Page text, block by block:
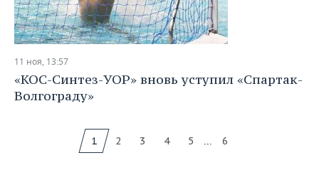
11 ноя, 13:57
«КОС-Синтез-УОР» вновь уступил «Спартак-
Волгограду»
1 2 3 4 5 ... 6